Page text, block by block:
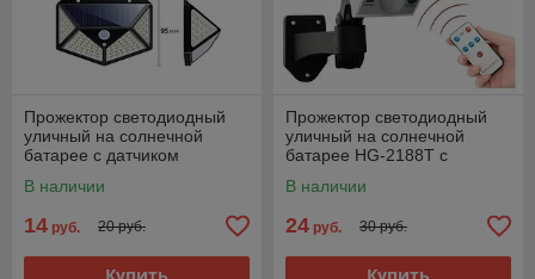
Прожектор светодиодный
уличный на солнечной
батарее с датчиком
В наличии
14 руб. 20 руб.
Купить
Прожектор светодиодный
уличный на солнечной
батарее HG-2188T с
В наличии
24 руб. 30 руб.
Купить